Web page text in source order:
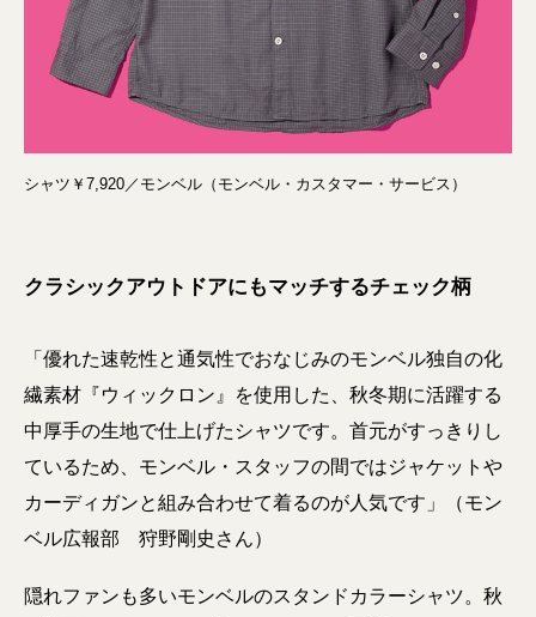
シャツ￥7,920／モンベル（モンベル・カスタマー・サービス）
クラシックアウトドアにもマッチするチェック柄
「優れた速乾性と通気性でおなじみのモンベル独自の化
繊素材『ウィックロン』を使用した、秋冬期に活躍する
中厚手の生地で仕上げたシャツです。首元がすっきりし
ているため、モンベル・スタッフの間ではジャケットや
カーディガンと組み合わせて着るのが人気です」（モン
ベル広報部 狩野剛史さん）
隠れファンも多いモンベルのスタンドカラーシャツ。秋